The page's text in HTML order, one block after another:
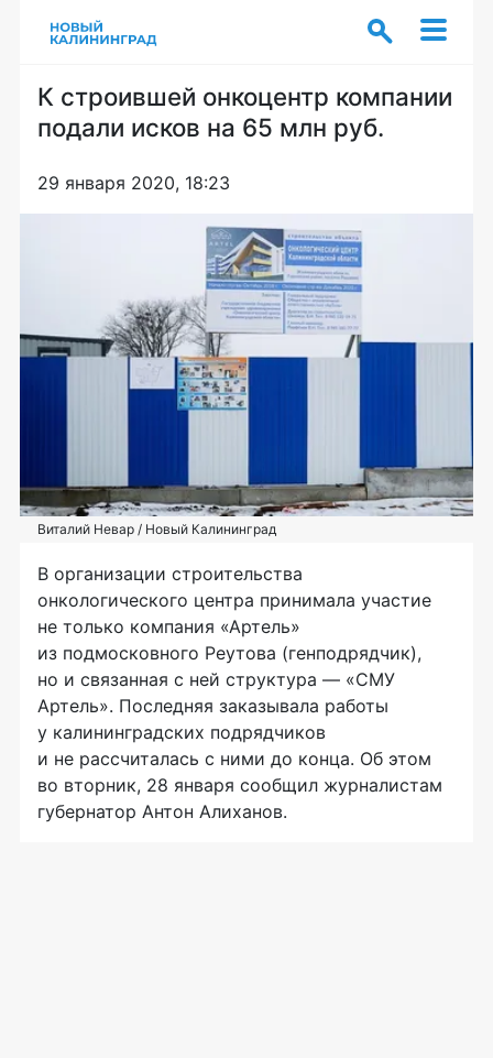
К строившей онкоцентр компании
подали исков на 65 млн руб.
29 января 2020, 18:23
Виталий Невар / Новый Калининград
В организации строительства
онкологического центра принимала участие
не только компания «Артель»
из подмосковного Реутова (генподрядчик),
но и связанная с ней структура — «СМУ
Артель». Последняя заказывала работы
у калининградских подрядчиков
и не рассчиталась с ними до конца. Об этом
во вторник, 28 января сообщил журналистам
губернатор Антон Алиханов.